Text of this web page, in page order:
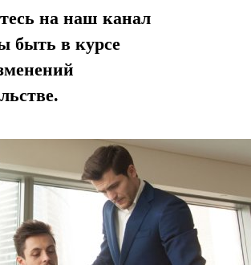
на наш канал
быть в курсе